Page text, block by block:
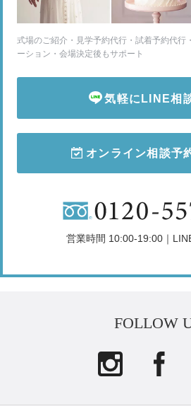
式場のご紹介・見学予約代行・試着予約代行
ーション・会場決定後もサポート
気軽にLINE相
オンライン相談予
営業時間 10:00-19:00｜
FOLLOW